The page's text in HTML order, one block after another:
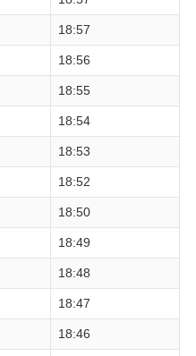
18:57
18:56
18:55
18:54
18:53
18:52
18:50
18:49
18:48
18:47
18:46